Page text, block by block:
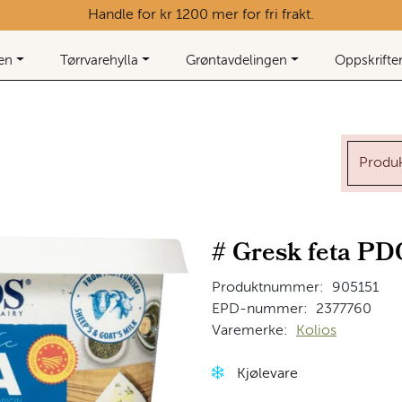
Handle for kr 1200 mer for fri frakt.
Tørrvarehylla Grøntavdelingen Oppskrifter
# Gresk feta
Produktnummer:
905151
EPD-nummer:
2377760
Varemerke:
Kolios
Kjølevare